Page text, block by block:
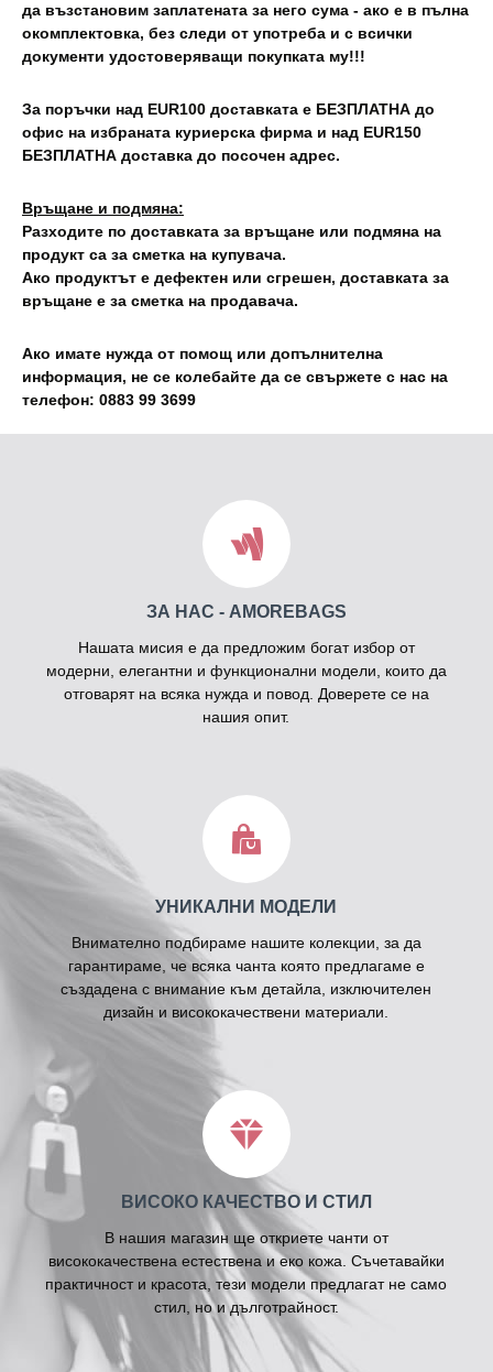
да възстановим заплатената за него сума - ако е в пълна
окомплектовка, без следи от употреба и с всички
документи удостоверяващи покупката му!!!
За поръчки над EUR100 доставката е БЕЗПЛАТНА до
офис на избраната куриерска фирма и над EUR150
БЕЗПЛАТНА доставка до посочен адрес.
Връщане и подмяна:
Разходите по доставката за връщане или подмяна на
продукт са за сметка на купувача.
Ако продуктът е дефектен или сгрешен, доставката за
връщане е за сметка на продавача.
Ако имате нужда от помощ или допълнителна
информация, не се колебайте да се свържете с нас на
телефон: 0883 99 3699
ЗА НАС - AMOREBAGS
Нашата мисия е да предложим богат избор от
модерни, елегантни и функционални модели, които да
отговарят на всяка нужда и повод. Доверете се на
нашия опит.
УНИКАЛНИ МОДЕЛИ
Внимателно подбираме нашите колекции, за да
гарантираме, че всяка чанта която предлагаме е
създадена с внимание към детайла, изключителен
дизайн и висококачествени материали.
ВИСОКО КАЧЕСТВО И СТИЛ
В нашия магазин ще откриете чанти от
висококачествена естествена и еко кожа. Съчетавайки
практичност и красота, тези модели предлагат не само
стил, но и дълготрайност.